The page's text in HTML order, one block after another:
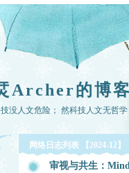
Archer的博
没人文危险； 然科技人文无哲
网络日志列表 【2024-12】
审视与共生：